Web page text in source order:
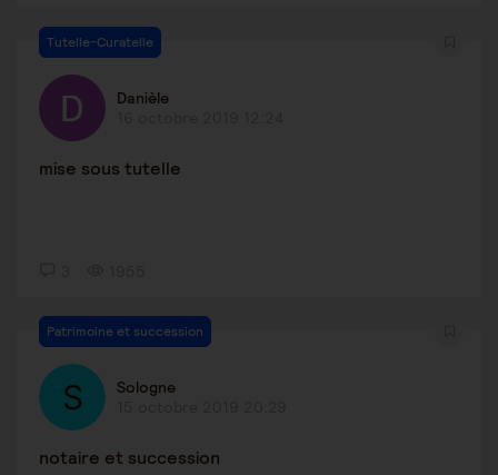
Tutelle-Curatelle
Danièle
mise sous tutelle
Patrimoine et succession
Sologne
notaire et succession